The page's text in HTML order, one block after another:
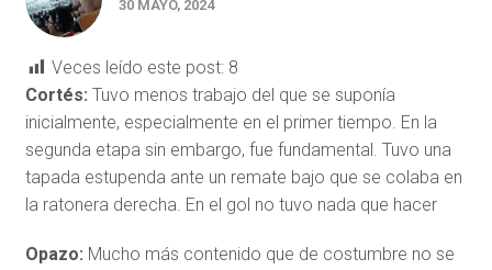
30 MAYO, 2024
Veces leído este post: 8
Cortés: Tuvo menos trabajo del que se suponía
inicialmente, especialmente en el primer tiempo. En la
segunda etapa sin embargo, fue fundamental. Tuvo una
tapada estupenda ante un remate bajo que se colaba en
la ratonera derecha. En el gol no tuvo nada que hacer
Opazo: Mucho más contenido que de costumbre no se